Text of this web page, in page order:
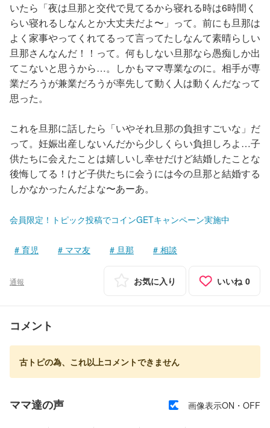
いたら「夜は旦那と交代で見てるから寝れる時は6時間く
らい寝れるしなんとか大丈夫だよ〜」って。前にも旦那は
よく家事やってくれてるって言ってたしなんて素晴らしい
旦那さんなんだ！！って。何もしない旦那なら愚痴しか出
てこないと思うから…。しかもママ専業なのに。相手が専
業だろうが兼業だろうが率先して動く人は動くんだなって
思った。
これを旦那に話したら「いやそれ旦那の負担すごいな」だ
って。妊娠出産しないんだから少しくらい負担しろよ…子
供たちに会えたことは嬉しいし幸せだけど結婚したことな
後悔してる！けど子供たちに会うには今の旦那と結婚する
しかなかったんだよな〜あーあ。
会員限定！トピック投稿でコインGETキャンペーン実施中
育児 ママ友 旦那 相談
通報 お気に入り いいね 0
コメント
古トピの為、これ以上コメントできません
ママ達の声 画像表示ON・OFF